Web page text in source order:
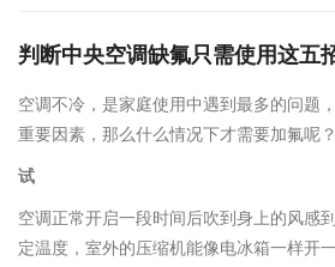
判断中央空调缺氟只需使用这五
空调不冷，是家庭使用中遇到最多的问题
重要因素，那么什么情况下才需要加氟呢？
试
空调正常开启一段时间后吹到身上的风感
定温度，室外的压缩机能像电冰箱一样开